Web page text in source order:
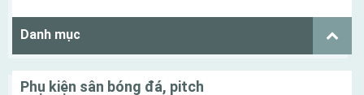
Danh mục
Phụ kiện sân bóng đá, pitch